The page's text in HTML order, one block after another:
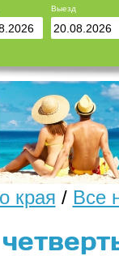
Выезд
края / Все